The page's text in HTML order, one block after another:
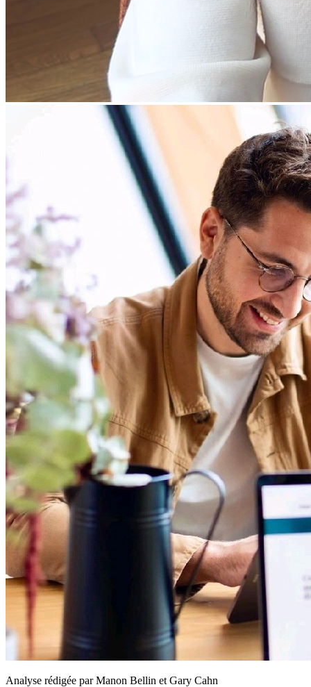
Analyse rédigée par Manon Bellin et Gary Cahn